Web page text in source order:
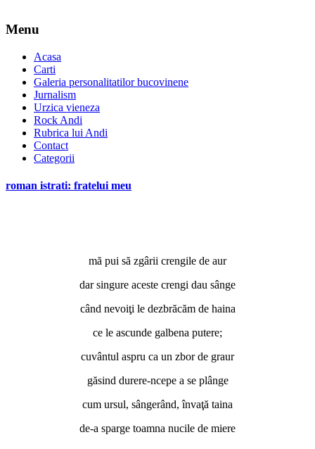
Menu
Acasa
Carti
Galeria personalitatilor bucovinene
Jurnalism
Urzica vieneza
Rock Andi
Rubrica lui Andi
Contact
Categorii
roman istrati: fratelui meu
mă pui să zgârii crengile de aur
dar singure aceste crengi dau sânge
când nevoiţi le dezbrăcăm de haina
ce le ascunde galbena putere;
cuvântul aspru ca un zbor de graur
găsind durere-ncepe a se plânge
cum ursul, sângerând, învaţă taina
de-a sparge toamna nucile de miere